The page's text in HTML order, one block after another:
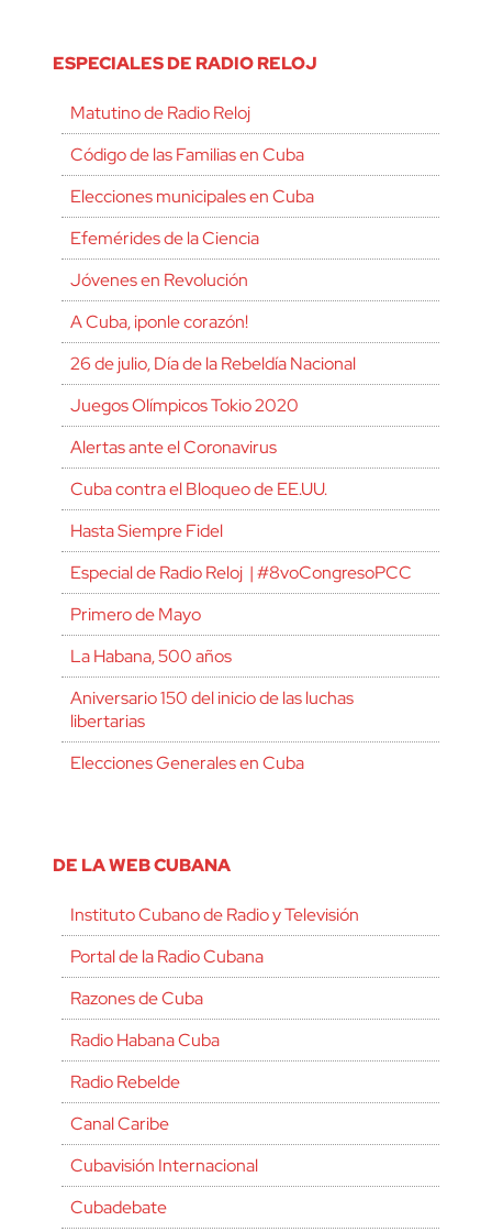
ESPECIALES DE RADIO RELOJ
Matutino de Radio Reloj
Código de las Familias en Cuba
Elecciones municipales en Cuba
Efemérides de la Ciencia
Jóvenes en Revolución
A Cuba, ¡ponle corazón!
26 de julio, Día de la Rebeldía Nacional
Juegos Olímpicos Tokio 2020
Alertas ante el Coronavirus
Cuba contra el Bloqueo de EE.UU.
Hasta Siempre Fidel
Especial de Radio Reloj | #8voCongresoPCC
Primero de Mayo
La Habana, 500 años
Aniversario 150 del inicio de las luchas
libertarias
Elecciones Generales en Cuba
DE LA WEB CUBANA
Instituto Cubano de Radio y Televisión
Portal de la Radio Cubana
Razones de Cuba
Radio Habana Cuba
Radio Rebelde
Canal Caribe
Cubavisión Internacional
Cubadebate